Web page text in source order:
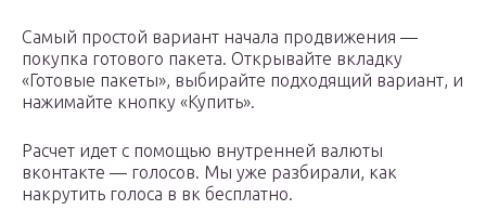
Самый простой вариант начала продвижения —
покупка готового пакета. Открывайте вкладку
«Готовые пакеты», выбирайте подходящий вариант, и
нажимайте кнопку «Купить».
Расчет идет с помощью внутренней валюты
вконтакте — голосов. Мы уже разбирали, как
накрутить голоса в вк бесплатно.